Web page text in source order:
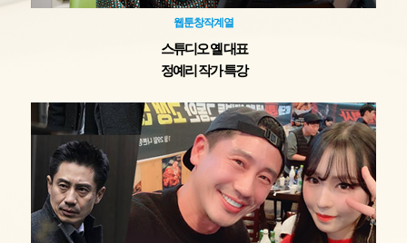
웹툰창작계열
스튜디오 옐 대표
정예리 작가 특강